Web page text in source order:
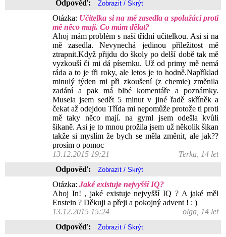
Odpověď:
Otázka: Učitelka si na mě zasedla a spolužáci proti
mě něco mají. Co mám dělat?
Ahoj mám problém s naší třídní učitelkou. Asi si na
mě zasedla. Nevynechá jedinou příležitost mě
ztrapnit.Když přijdu do školy po delší době tak mě
vyzkouší či mi dá písemku. Už od primy mě nemá
ráda a to je tři roky, ale letos je to hodně.Například
minulý týden mi při zkoušení (z chemie) změnila
zadání a pak má blbé komentáře a poznámky.
Musela jsem sedět 5 minut v jiné řadě skříněk a
čekat až odejdou Třída mi nepomůže protože ti proti
mě taky něco mají. na gyml jsem odešla kvůli
šikaně. Asi je to mnou prožila jsem už několik šikan
takže si myslím že bych se měla změnit, ale jak??
prosím o pomoc
13.12.2015 19:21
Terka, 14 let
Odpověď:
Otázka: Jaké existuje nejvyšší IQ?
Ahoj In! , jaké existuje nejvyšší IQ ? A jaké měl
Enstein ? Děkuji a přeji a pokojný advent ! : )
13.12.2015 15:24
olga, 14 let
Odpověď: